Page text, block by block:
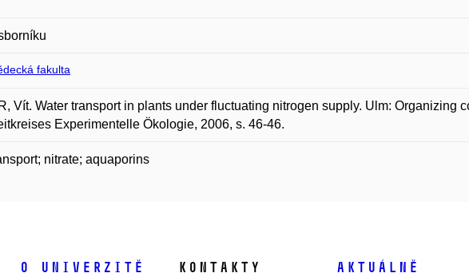
fakulta
Vít. Water transport in plants under fluctuating nitrogen supply. Ulm: Organizing
Experimentelle Ökologie, 2006, s. 46-46.
nitrate; aquaporins
O univerzitě Kontakty Aktuálně